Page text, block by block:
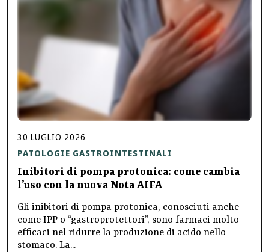
30 LUGLIO 2026
PATOLOGIE GASTROINTESTINALI
Inibitori di pompa protonica: come cambia
l’uso con la nuova Nota AIFA
Gli inibitori di pompa protonica, conosciuti anche
come IPP o “gastroprotettori”, sono farmaci molto
efficaci nel ridurre la produzione di acido nello
stomaco. La...